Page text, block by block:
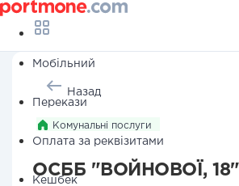
Мобільний
Перекази
Оплата за реквізитами
Кешбек
Назад
Комунальні послуги
ОСББ "ВОЙНОВОЇ, 18"